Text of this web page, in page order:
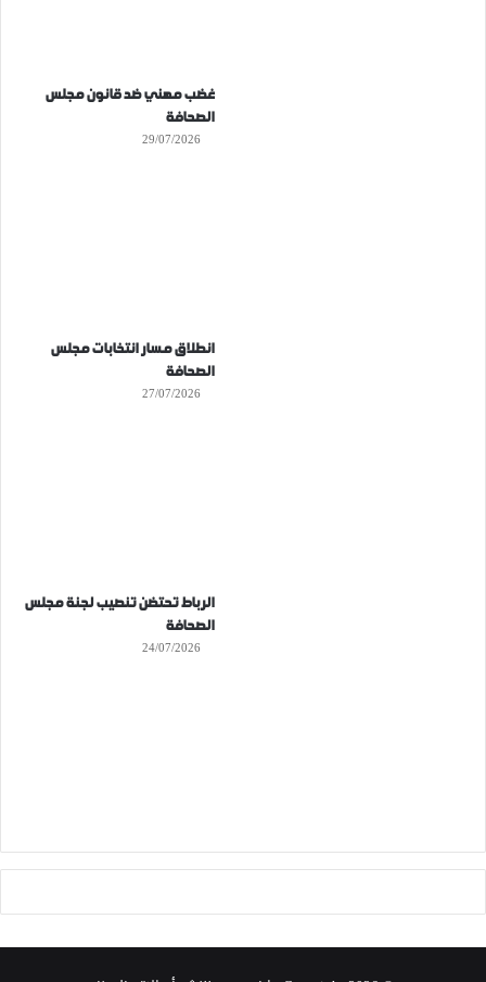
غضب مهني ضد قانون مجلس
الصحافة
29/07/2026
انطلاق مسار انتخابات مجلس
الصحافة
27/07/2026
الرباط تحتضن تنصيب لجنة مجلس
الصحافة
24/07/2026